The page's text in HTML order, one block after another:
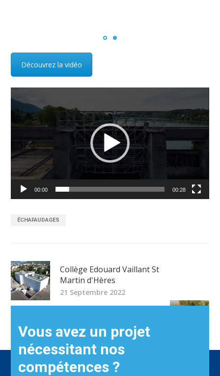
Découvrez la vidéo
vidéo
00:00 00:28
ÉCHAFAUDAGES
Collège Edouard Vaillant St
Martin d'Hères
21 Septembre 2022
7 Décembre 2022
Vous avez un projet
nécessitant nos
compétences ?